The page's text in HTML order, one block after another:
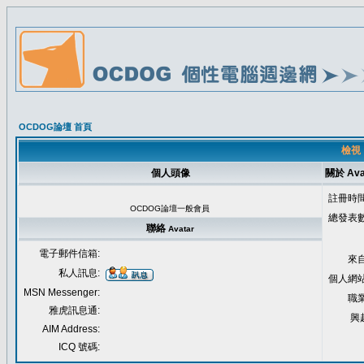
OCDOG論壇 首頁
檢視
個人頭像
關於
OCDOG論壇一般會員
註冊時
總發表
來
個人網
職
興
聯絡 Avatar
電子郵件信箱:
私人訊息:
MSN Messenger:
雅虎訊息通:
AIM Address:
ICQ 號碼: